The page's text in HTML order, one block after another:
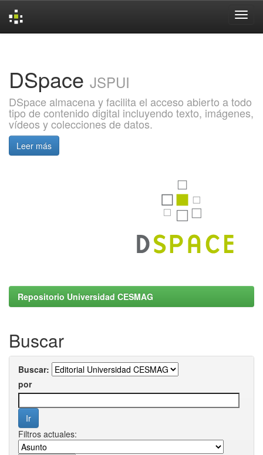
DSpace JSPUI
DSpace almacena y facilita el acceso abierto a todo
tipo de contenido digital incluyendo texto, imágenes,
vídeos y colecciones de datos.
Leer más
Repositorio Universidad CESMAG
Buscar
Buscar:
por
Filtros actuales: